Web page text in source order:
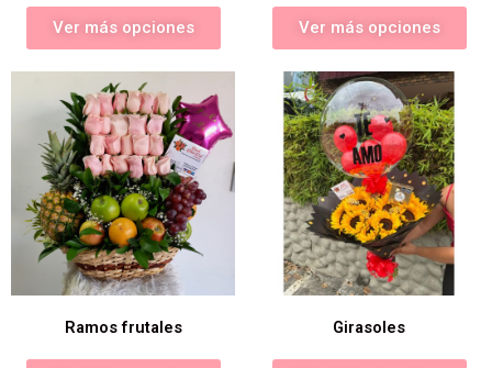
Ver más opciones Ver más opciones
Ramos frutales Girasoles